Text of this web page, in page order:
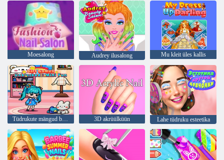
Moesalong Audrey ilusalong Mu kleit üles kallis
Tüdrukute mängud blokeerimata: mini lõbus 3D akrüülküün Lahe tüdruku esteetika